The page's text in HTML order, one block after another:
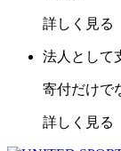
詳しく見る
法人として
寄付だけで
詳しく見る